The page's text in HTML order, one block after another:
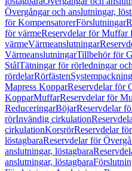
Övergångar och anslutningar,
för KompensatorerFörslutningar
för värmeReservdelar för Muffar
värmeVärmeanslutningar
VärmeanslutningarTillbehör för
StålTätningar för rörledningar och
rördelarRörfästen
Mapress KopparReservdelar för
KopparMuffarReservdelar för
ReduceringarBöjarReservdelar
rörInvändig cirkulation
cirkulationKorsrörReservdelar
löstagbaraReservdelar för
anslutningar, löstagbara
anslutningar, löstagbara